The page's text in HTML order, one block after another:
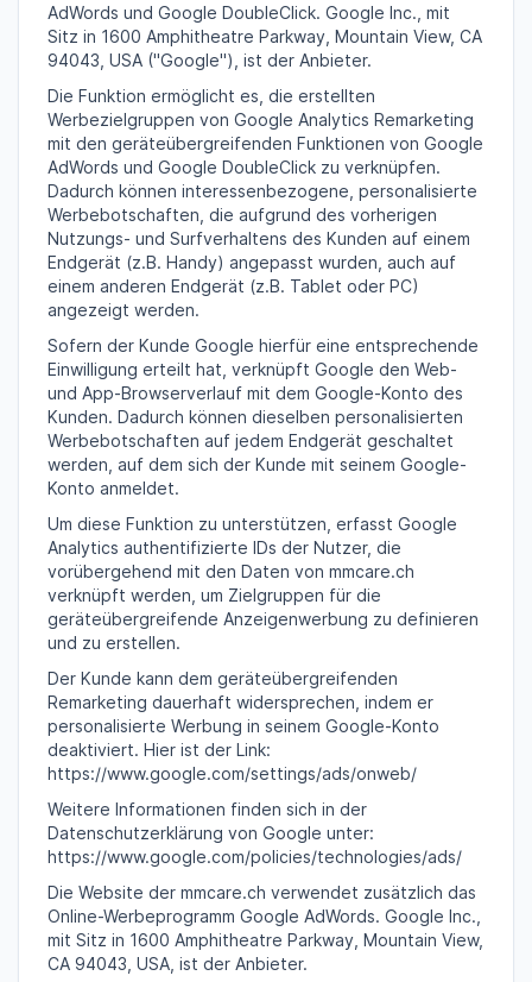
AdWords und Google DoubleClick. Google Inc., mit
Sitz in 1600 Amphitheatre Parkway, Mountain View, CA
94043, USA ("Google"), ist der Anbieter.
Die Funktion ermöglicht es, die erstellten
Werbezielgruppen von Google Analytics Remarketing
mit den geräteübergreifenden Funktionen von Google
AdWords und Google DoubleClick zu verknüpfen.
Dadurch können interessenbezogene, personalisierte
Werbebotschaften, die aufgrund des vorherigen
Nutzungs- und Surfverhaltens des Kunden auf einem
Endgerät (z.B. Handy) angepasst wurden, auch auf
einem anderen Endgerät (z.B. Tablet oder PC)
angezeigt werden.
Sofern der Kunde Google hierfür eine entsprechende
Einwilligung erteilt hat, verknüpft Google den Web-
und App-Browserverlauf mit dem Google-Konto des
Kunden. Dadurch können dieselben personalisierten
Werbebotschaften auf jedem Endgerät geschaltet
werden, auf dem sich der Kunde mit seinem Google-
Konto anmeldet.
Um diese Funktion zu unterstützen, erfasst Google
Analytics authentifizierte IDs der Nutzer, die
vorübergehend mit den Daten von mmcare.ch
verknüpft werden, um Zielgruppen für die
geräteübergreifende Anzeigenwerbung zu definieren
und zu erstellen.
Der Kunde kann dem geräteübergreifenden
Remarketing dauerhaft widersprechen, indem er
personalisierte Werbung in seinem Google-Konto
deaktiviert. Hier ist der Link:
https://www.google.com/settings/ads/onweb/
Weitere Informationen finden sich in der
Datenschutzerklärung von Google unter:
https://www.google.com/policies/technologies/ads/
Die Website der mmcare.ch verwendet zusätzlich das
Online-Werbeprogramm Google AdWords. Google Inc.,
mit Sitz in 1600 Amphitheatre Parkway, Mountain View,
CA 94043, USA, ist der Anbieter.